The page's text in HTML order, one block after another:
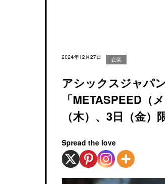
2024年12月27日 企業
アシックスジャパ
「METASPEED（
（木）、3日（金）
Spread the love